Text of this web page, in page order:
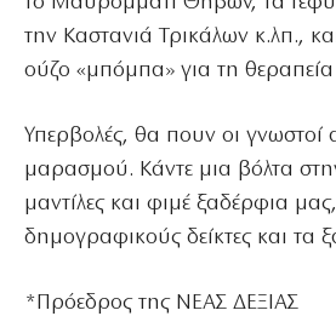
την Καστανιά Τρικάλων κ.λπ.,
ούζο «μπόμπα» για τη
Υπερβολές, θα πουν οι γνωστοί
μαρασμού. Κάντε μια βόλτα
μαντίλες και φιμέ ξαδέρφια μας,
δημογραφικούς δείκτες και τα
*Πρόεδρος της ΝΕΑΣ ΔΕΞΙΑΣ